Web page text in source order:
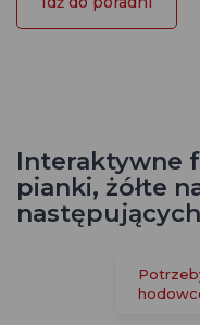
Interaktywne
pianki, żółte